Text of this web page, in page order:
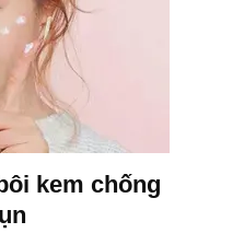
kem chống